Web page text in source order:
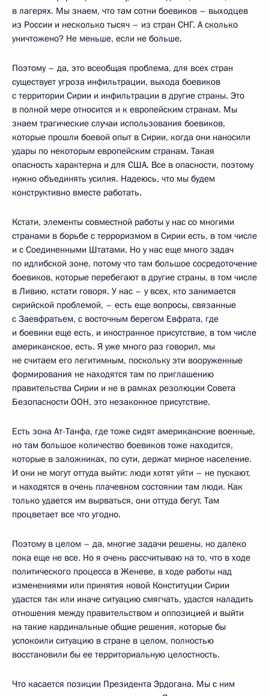
в лагерях. Мы знаем, что там сотни боевиков – выходцев
из России и несколько тысяч – из стран СНГ. А сколько
уничтожено? Не меньше, если не больше.
Поэтому – да, это всеобщая проблема, для всех стран
существует угроза инфильтрации, выхода боевиков
с территории Сирии и инфильтрации в другие страны. Это
в полной мере относится и к европейским странам. Мы
знаем трагические случаи использования боевиков,
которые прошли боевой опыт в Сирии, когда они наносили
удары по некоторым европейским странам. Такая
опасность характерна и для США. Все в опасности, поэтому
нужно объединять усилия. Надеюсь, что мы будем
конструктивно вместе работать.
Кстати, элементы совместной работы у нас со многими
странами в борьбе с терроризмом в Сирии есть, в том числе
и с Соединенными Штатами. Но у нас еще много задач
по идлибской зоне, потому что там большое сосредоточение
боевиков, которые перебегают в другие страны, в том числе
в Ливию, кстати говоря. У нас – у всех, кто занимается
сирийской проблемой, – есть еще вопросы, связанные
с Заевфратьем, с восточным берегом Евфрата, где
и боевики еще есть, и иностранное присутствие, в том числе
американское, есть. Я уже много раз говорил, мы
не считаем его легитимным, поскольку эти вооруженные
формирования не находятся там по приглашению
правительства Сирии и не в рамках резолюции Совета
Безопасности ООН, это незаконное присутствие.
Есть зона Ат-Танфа, где тоже сидят американские военные,
но там большое количество боевиков тоже находится,
которые в заложниках, по сути, держат мирное население.
И они не могут оттуда выйти: люди хотят уйти – не пускают,
и находятся в очень плачевном состоянии там люди. Как
только удается им вырваться, они оттуда бегут. Там
процветает все что угодно.
Поэтому в целом – да, многие задачи решены, но далеко
пока еще не все. Но я очень рассчитываю на то, что в ходе
политического процесса в Женеве, в ходе работы над
изменениями или принятия новой Конституции Сирии
удастся так или иначе ситуацию смягчать, удастся наладить
отношения между правительством и оппозицией и выйти
на такие кардинальные общие решения, которые бы
успокоили ситуацию в стране в целом, полностью
восстановили бы ее территориальную целостность.
Что касается позиции Президента Эрдогана. Мы с ним